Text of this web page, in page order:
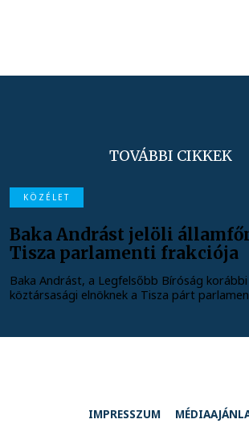
TOVÁBBI CIKKEK
KÖZÉLET
Baka Andrást jelöli
Tisza parlamenti frakciója
Baka Andrást, a Legfelsőbb Bíróság
köztársasági elnöknek a Tisza párt
IMPRESSZUM